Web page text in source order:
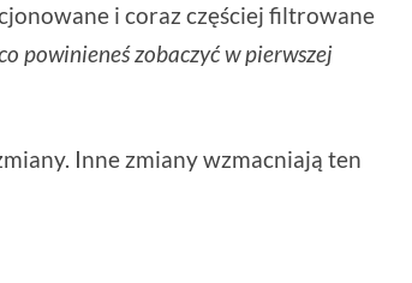
i coraz częściej filtrowane
powinieneś zobaczyć w pierwszej
Inne zmiany wzmacniają ten